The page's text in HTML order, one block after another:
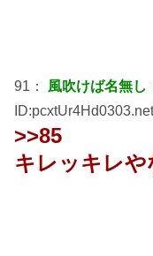
91： 風吹けば名無し
ID:pcxtUr4Hd0303.net
>>85
キレッキレや